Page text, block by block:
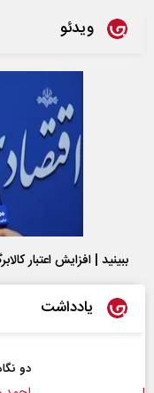
ویدئو
ببینید | افزایش اعتبار
یادداشت
دو نگاه،